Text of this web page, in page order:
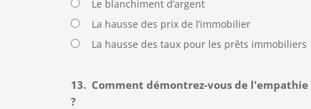
Le blanchiment d’argent
La hausse des prix de l’immobilier
La hausse des taux pour les prêts immobiliers
13. Comment démontrez-vous de
?